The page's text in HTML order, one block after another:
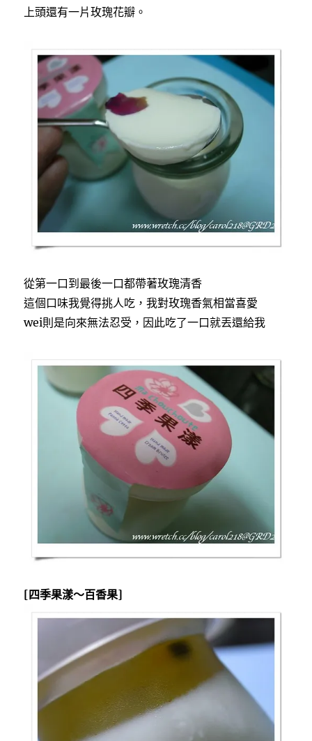
上頭還有一片玫瑰花瓣。
從第一口到最後一口都帶著玫瑰清香
這個口味我覺得挑人吃，我對玫瑰香氣相當喜愛
wei則是向來無法忍受，因此吃了一口就丟還給我
[四季果漾～百香果]